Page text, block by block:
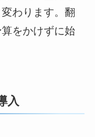
わります。翻
をかけずに始
入